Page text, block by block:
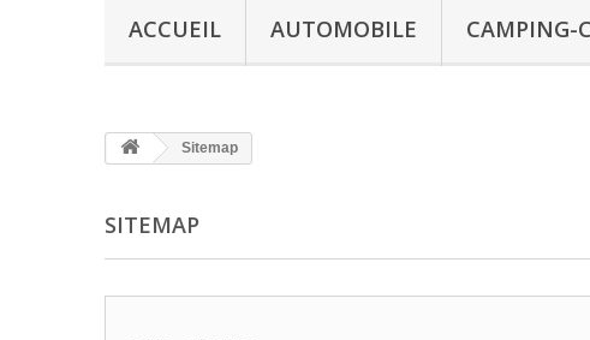
ACCUEIL AUTOMOBILE CAMPING-
Sitemap
SITEMAP